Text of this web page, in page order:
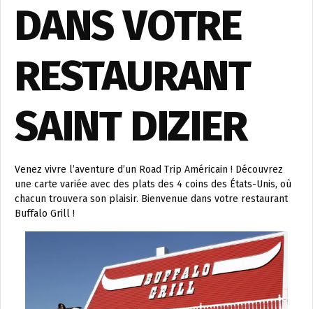
DANS VOTRE
RESTAURANT
SAINT DIZIER
Venez vivre l’aventure d’un Road Trip Américain ! Découvrez
une carte variée avec des plats des 4 coins des États-Unis, où
chacun trouvera son plaisir. Bienvenue dans votre restaurant
Buffalo Grill !